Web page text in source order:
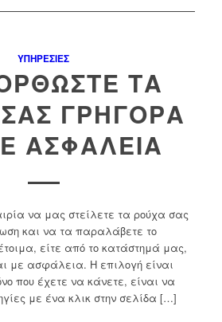
ΥΠΗΡΕΣΊΕΣ
ΤΑ
ΓΡΉΓΟΡΑ
ΑΣΦΆΛΕΙΑ
να μας στείλετε τα ρούχα σας
και να τα παραλάβετε το
είτε από το κατάστημά μας,
με ασφάλεια. Η επιλογή είναι
που έχετε να κάνετε, είναι να
με ένα κλικ στην σελίδα […]